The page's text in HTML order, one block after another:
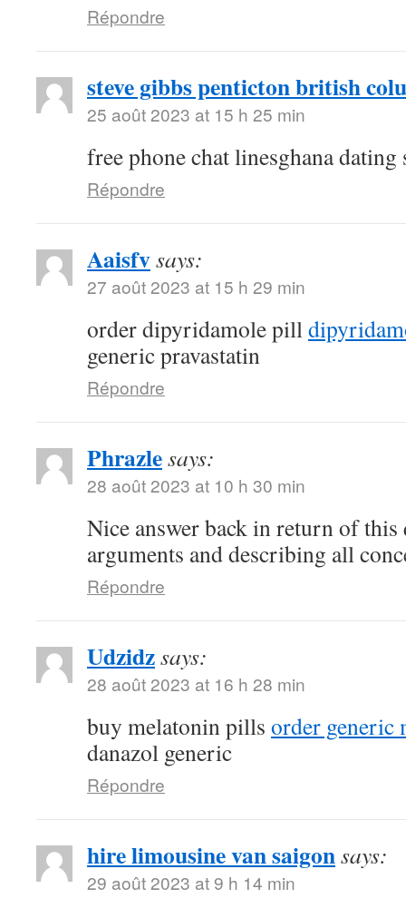
Répondre
steve gibbs penticton british
25 août 2023 at 15 h 25 min
free phone chat linesghana dating
Répondre
Aaisfvsays:
27 août 2023 at 15 h 29 min
order dipyridamole pill
generic pravastatin
Répondre
Phrazlesays:
28 août 2023 at 10 h 30 min
Nice answer back in return of
arguments and describing all
Répondre
Udzidzsays:
28 août 2023 at 16 h 28 min
buy melatonin pills order generic
danazol generic
Répondre
hire limousine van saigonsays:
29 août 2023 at 9 h 14 min